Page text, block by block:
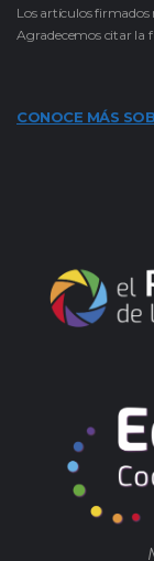
Los artículos firmados
Agradecemos citar la
CONOCE MÁS